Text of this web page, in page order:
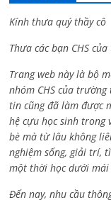
Kính thưa quý thầy cô
Thưa các bạn CHS
Trang web này là bộ
nhóm CHS của
tin cũng đã làm được
hệ cựu học sinh trong
bè mà từ lâu không
nghiệm sống, giải trí,
một thời học dưới
Đến nay, nhu cầu